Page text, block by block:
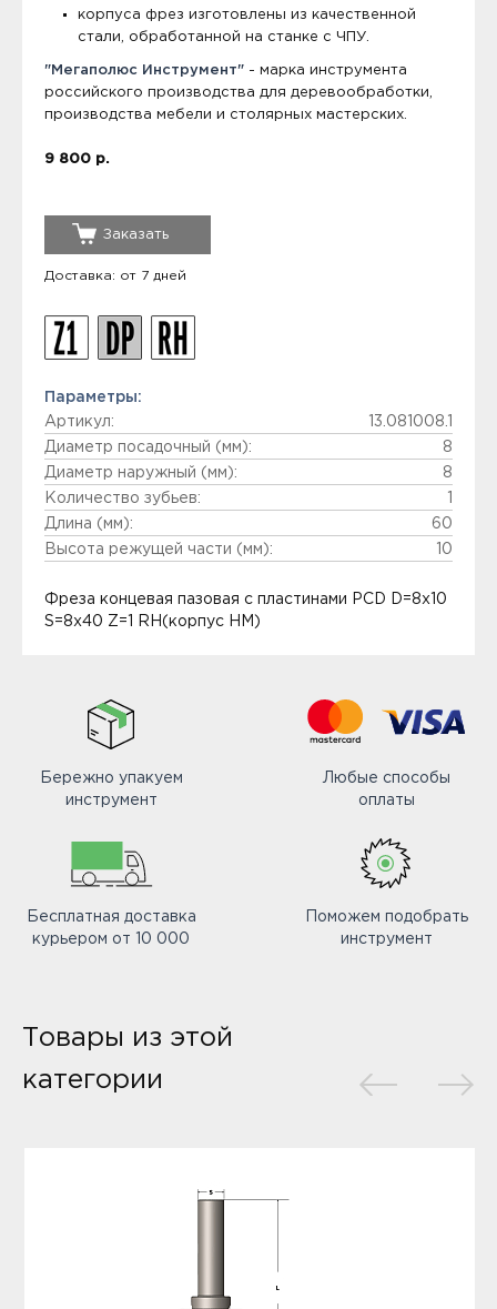
корпуса фрез изготовлены из качественной
стали, обработанной на станке с ЧПУ.
"Мегаполюс Инструмент" - марка инструмента
российского производства для деревообработки,
производства мебели и столярных мастерских.
9 800 р.
Заказать
Доставка: от 7 дней
Параметры:
Артикул:
13.081008.1
Диаметр посадочный (мм):
8
Диаметр наружный (мм):
8
Количество зубьев:
Длина (мм):
60
Высота режущей части (мм):
10
Фреза концевая пазовая с пластинами PCD D=8x10
S=8х40 Z=1 RH(корпус HM)
Бережно упакуем
инструмент
Любые способы
оплаты
Бесплатная доставка
курьером от 10 000
Поможем подобрать
инструмент
Товары из этой
категории